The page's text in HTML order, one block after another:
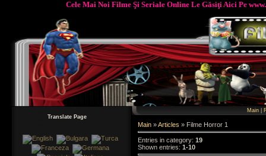
Cele Mai Noi Filme Şi Seriale Online Le Găsiţi Aici Pe
Translate Page
Main|
Main »Articles » Filme Horror 1
Entries in category: 19
Shown entries: 1-10